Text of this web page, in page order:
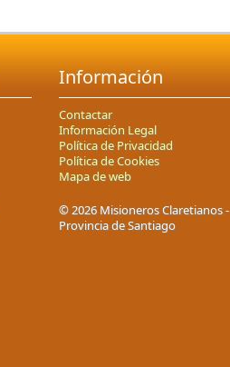
Información
Contactar
Información Legal
Política de Privacidad
Política de Cookies
Mapa de web
© 2026 Misioneros Claretianos -
Provincia de Santiago